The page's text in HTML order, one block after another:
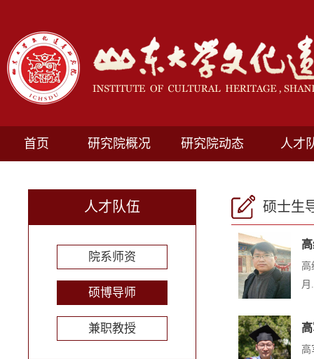
首页 研究院概况 研究院动态 人才
人才队伍
院系师资
硕博导师
兼职教授
硕士生
高
月
高